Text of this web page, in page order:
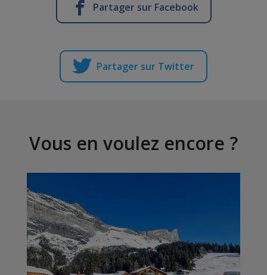
Partager sur Facebook
Partager sur Twitter
Vous en voulez encore ?